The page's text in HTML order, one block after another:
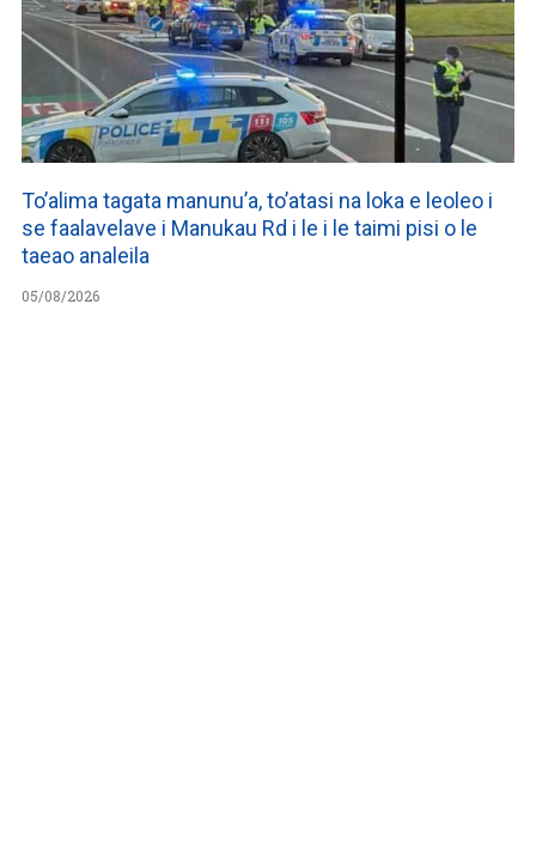
To’alima tagata manunu’a, to’atasi na loka e leoleo i
se faalavelave i Manukau Rd i le i le taimi pisi o le
taeao analeila
05/08/2026